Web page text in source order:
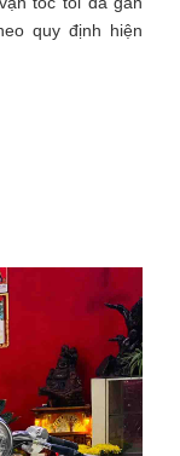
quy định hiện